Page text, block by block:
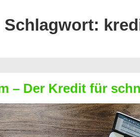
Schlagwort:
– Der Kredit für